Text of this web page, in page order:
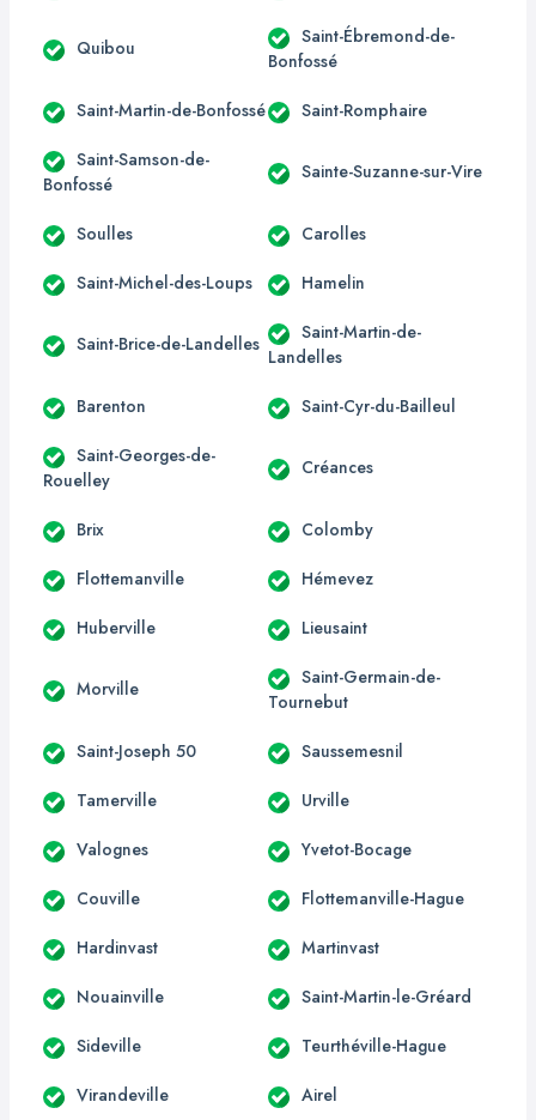
Quibou
Saint-Ébremond-de-
Bonfossé
Saint-Martin-de-Bonfossé Saint-Romphaire
Saint-Samson-de-
Bonfossé
Sainte-Suzanne-sur-Vire
Soulles Carolles
Saint-Michel-des-Loups Hamelin
Saint-Brice-de-Landelles
Saint-Martin-de-
Landelles
Barenton Saint-Cyr-du-Bailleul
Saint-Georges-de-
Rouelley
Créances
Brix Colomby
Flottemanville Hémevez
Huberville Lieusaint
Morville
Saint-Germain-de-
Tournebut
Saint-Joseph 50 Saussemesnil
Tamerville Urville
Valognes Yvetot-Bocage
Couville Flottemanville-Hague
Hardinvast Martinvast
Nouainville Saint-Martin-le-Gréard
Sideville Teurthéville-Hague
Virandeville Airel